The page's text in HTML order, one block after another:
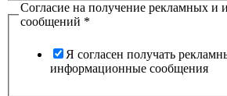
Согласие на получение рекламных
сообщений *
Я согласен получать
информационные сообщения